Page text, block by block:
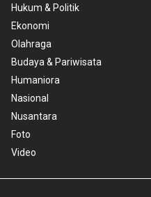
Hukum & Politik
Ekonomi
Olahraga
Budaya & Pariwisata
Humaniora
Nasional
Nusantara
Foto
Video